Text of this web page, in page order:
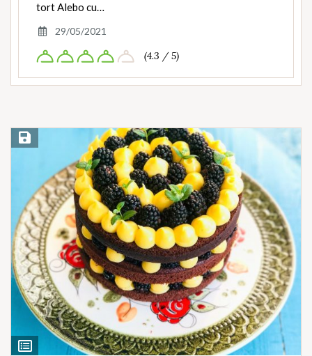
tort Alebo cu…
29/05/2021
(4.3 / 5)
View
Save Recipe